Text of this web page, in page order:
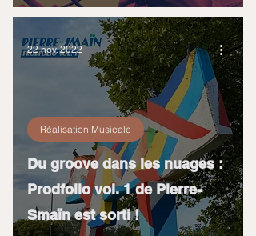
Du groove dans les nuages :
Prodfolio vol. 1 de Pierre-
Smaïn est sorti !
Réalisation Musicale
22 nov. 2022